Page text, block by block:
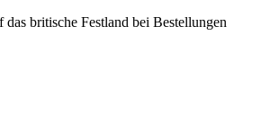
das britische Festland bei Bestellungen